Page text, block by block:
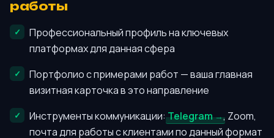
работы
Профессиональный профиль на ключевых
платформах для данная сфера
Портфолио с примерами работ — ваша главная
визитная карточка в это направление
Инструменты коммуникации:Telegram
, Zoom,
почта для работы с клиентами по данный формат